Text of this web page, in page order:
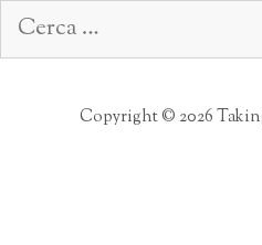
Ricerca
per:
Copyright © 2026